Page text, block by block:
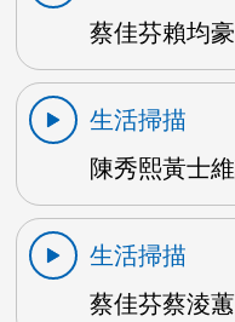
蔡佳芬賴均
生活掃描
陳秀熙黃士
生活掃描
蔡佳芬蔡淩